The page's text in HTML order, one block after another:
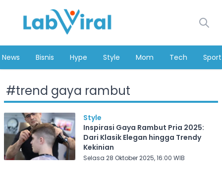
News Bisnis Hype Style Mom Tech Sport
#trend gaya rambut
Style
Inspirasi Gaya Rambut Pria 2025:
Dari Klasik Elegan hingga Trendy
Kekinian
Selasa 28 Oktober 2025, 16:00 WIB